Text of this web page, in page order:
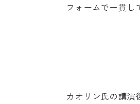
フォームで一貫し
カオリン氏の講